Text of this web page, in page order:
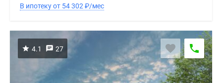
В ипотеку от 54 302 ₽/мес
4.1 27